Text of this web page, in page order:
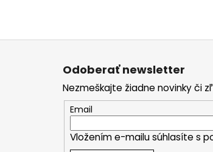
Odoberať newsletter
Nezmeškajte žiadne novinky či
Email
Vložením e-mailu súhlasíte s